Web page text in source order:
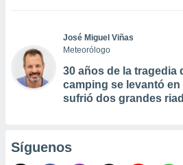
José Miguel Viñas
Meteorólogo
30 años de la tragedia
camping se levantó
sufrió dos grandes
Síguenos